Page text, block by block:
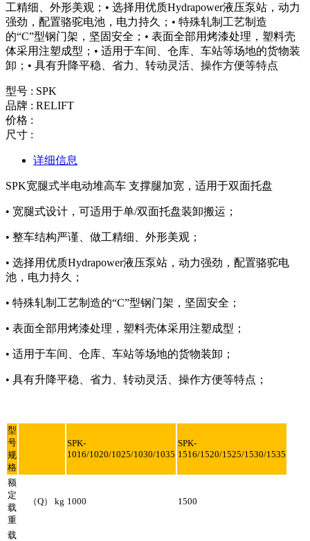
工精细、外形美观；• 选择用优质Hydrapower液压泵站，动力
强劲，配置骆驼电池，电力持久；• 特殊轧制工艺制造
的“C”型钢门架，坚固安全；• 表面全部用烤漆处理，塑料壳
体采用注塑成型；• 适用于车间、仓库、车站等场地的货物装
卸；• 具有升降平稳、省力、转动灵活、操作方便等特点
型号 : SPK
品牌 : RELIFT
价格 :
尺寸 :
详细信息
SPK宽腿式半电动堆高车 支撑腿加宽，适用于双面托盘
• 宽腿式设计，可适用于单/双面托盘装卸搬运；
• 整车结构严谨、做工精细、外形美观；
• 选择用优质Hydrapower液压泵站，动力强劲，配置骆驼电
池，电力持久；
• 特殊轧制工艺制造的“C”型钢门架，坚固安全；
• 表面全部用烤漆处理，塑料壳体采用注塑成型；
• 适用于车间、仓库、车站等场地的货物装卸；
• 具有升降平稳、省力、转动灵活、操作方便等特点；
型
号
规
格
SPK-
1016/1020/1025/1030/1035
SPK-
1516/1520/1525/1530/1535
额
定
载
重
（Q） kg 1000 1500
载